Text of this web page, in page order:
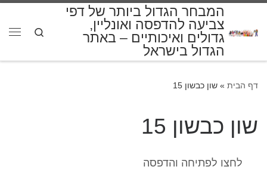
המבחר הגדול ביותר של דפי
צביעה להדפסה ואונליין,
גדולים ואיכותיים – באתר
הגדול בישראל
Search
דף הבית » שון כבשון 15
שון כבשון 15
לחצו לפתיחה והדפסה